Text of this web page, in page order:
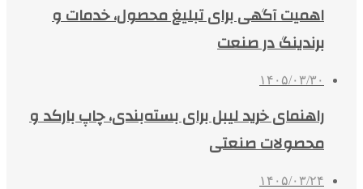
اهمیت آگهی برای تبلیغ محصول، خدمات و
برندینگ در صنعت
۱۴۰۵/۰۳/۳۰
راهنمای خرید لیبل برای بسته‌بندی، چاپ بارکد و
محصولات صنعتی
۱۴۰۵/۰۳/۲۴